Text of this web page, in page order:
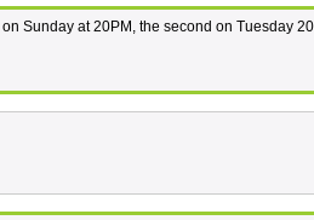
Sunday at 20PM, the second on Tuesday